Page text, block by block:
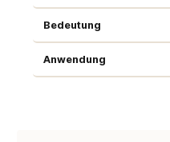
Bedeutung
Anwendung